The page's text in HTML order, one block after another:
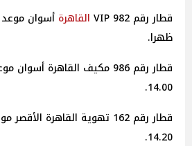
قطار رقم 982 VIP
القاهرة
ظهرا.
قطار رقم 986 مكيف القاهرة
14.00.
قطار رقم 162 تهوية القاهرة
14.20.